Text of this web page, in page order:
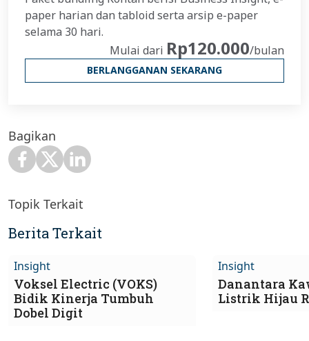
paper harian dan tabloid serta arsip e-paper
selama 30 hari.
Mulai dari Rp120.000/bulan
BERLANGGANAN SEKARANG
Bagikan
Topik Terkait
Berita Terkait
Insight
Voksel Electric (VOKS)
Bidik Kinerja Tumbuh
Dobel Digit
Insight
Danantara
Listrik Hijau